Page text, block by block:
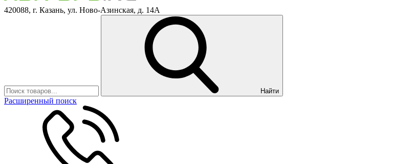
420088, г. Казань, ул. Ново-Азинская, д. 14А
Найти
Расширенный поиск